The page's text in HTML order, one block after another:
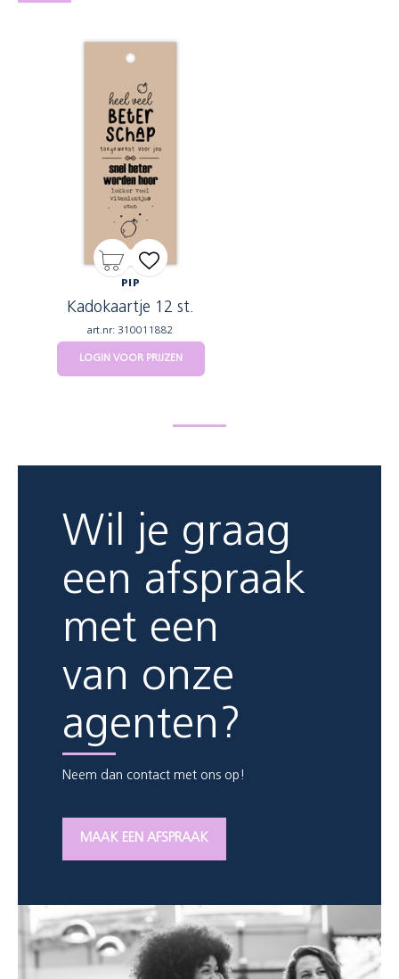
PIP
Kadokaartje 12 st.
art.nr: 310011882
LOGIN VOOR PRIJZEN
Wil je graag
een afspraak
met een
van onze
agenten?
Neem dan contact met ons op!
MAAK EEN AFSPRAAK